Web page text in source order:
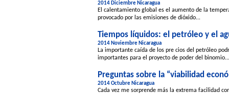
2014 Diciembre Nicaragua
El calentamiento global es el aumento de la
provocado por las emisiones de dióxido...
Tiempos líquidos: el petróleo y el
2014 Noviembre Nicaragua
La importante caída de los pre cios del petróleo
importantes para el proyecto de poder del binomio...
Preguntas sobre la “viabilidad
2014 Octubre Nicaragua
Cada vez me sorprende más la extrema facilidad